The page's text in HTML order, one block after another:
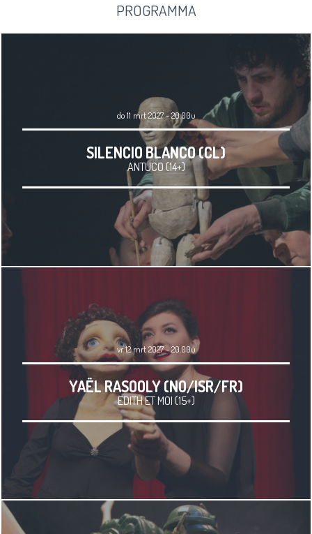
PROGRAMMA
do 11 mrt 2027 - 20.00u
SILENCIO BLANCO (CL)
ANTUCO (14+)
vr 12 mrt 2027 - 20.00u
YAËL RASOOLY (NO/ISR/FR)
EDITH ET MOI (15+)